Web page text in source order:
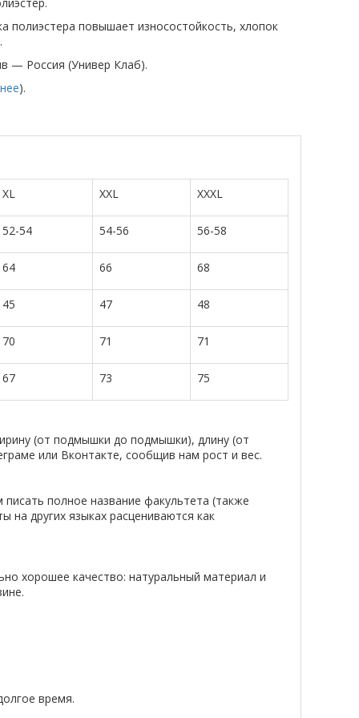
полиэстера повышает износостойкость, хлопок
— Россия (Универ Клаб).
).
XL XXL XXXL
52-54 54-56 56-58
64 66 68
45 47 48
70 71 71
67 73 75
(от подмышки до подмышки), длину (от
или Вконтакте, сообщив нам рост и вес.
полное название факультета (также
на других языках расцениваются как
хорошее качество: натуральный материал и
время.